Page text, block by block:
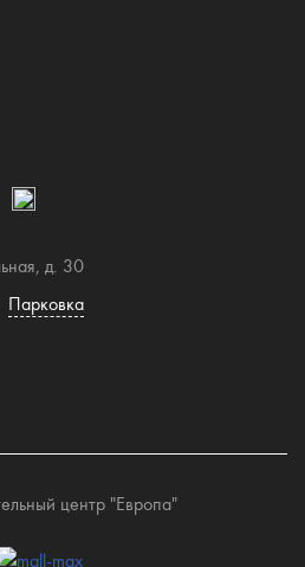
д. 30
Парковка
центр "Европа"